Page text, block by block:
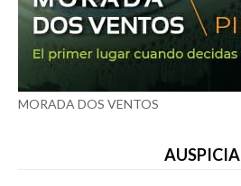
MORADA DOS VENTOS
AUSPICIA